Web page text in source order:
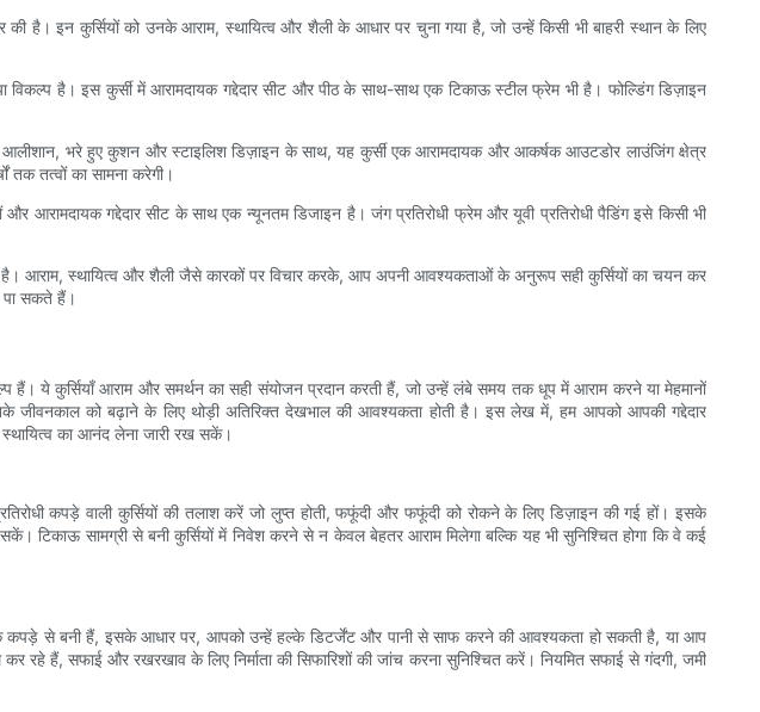
है। इन कुर्सियों को उनके आराम, स्थायित्व और शैली के आधार पर चुना गया है, जो उन्हें किसी भी बाहरी स्थान के लिए
है। इस कुर्सी में आरामदायक गद्देदार सीट और पीठ के साथ-साथ एक टिकाऊ स्टील फ्रेम भी है। फोल्डिंग डिज़ाइन
भरे हुए कुशन और स्टाइलिश डिज़ाइन के साथ, यह कुर्सी एक आरामदायक और आकर्षक आउटडोर लाउंजिंग क्षेत्र
तक तत्वों का सामना करेगी।
गद्देदार सीट के साथ एक न्यूनतम डिजाइन है। जंग प्रतिरोधी फ्रेम और यूवी प्रतिरोधी पैडिंग इसे किसी भी
है। आराम, स्थायित्व और शैली जैसे कारकों पर विचार करके, आप अपनी आवश्यकताओं के अनुरूप सही कुर्सियों का चयन कर
पा सकते हैं।
हैं। ये कुर्सियाँ आराम और समर्थन का सही संयोजन प्रदान करती हैं, जो उन्हें लंबे समय तक धूप में आराम करने या मेहमानों
जीवनकाल को बढ़ाने के लिए थोड़ी अतिरिक्त देखभाल की आवश्यकता होती है। इस लेख में, हम आपको आपकी गद्देदार
का आनंद लेना जारी रख सकें।
कपड़े वाली कुर्सियों की तलाश करें जो लुप्त होती, फफूंदी और फफूंदी को रोकने के लिए डिज़ाइन की गई हों। इसके
टिकाऊ सामग्री से बनी कुर्सियों में निवेश करने से न केवल बेहतर आराम मिलेगा बल्कि यह भी सुनिश्चित होगा कि वे कई
के कपड़े से बनी हैं, इसके आधार पर, आपको उन्हें हल्के डिटर्जेंट और पानी से साफ करने की आवश्यकता हो सकती है, या आप
हैं, सफाई और रखरखाव के लिए निर्माता की सिफारिशों की जांच करना सुनिश्चित करें। नियमित सफाई से गंदगी, जमी